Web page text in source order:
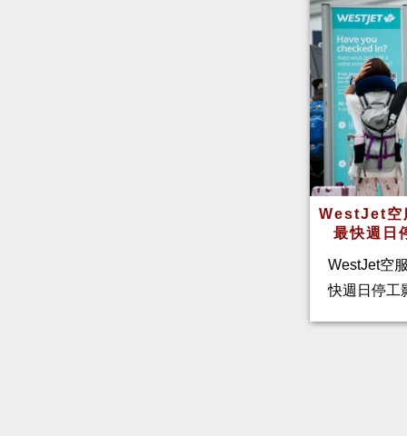
WestJet空
最快週日
WestJet空
快週日停工